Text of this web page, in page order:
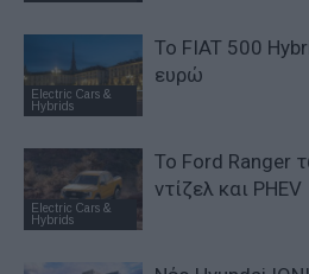
Electric Cars &
Hybrids
Το FIAT 500
ευρώ
Electric Cars &
Hybrids
Το Ford Ranger
ντίζελ και PHEV